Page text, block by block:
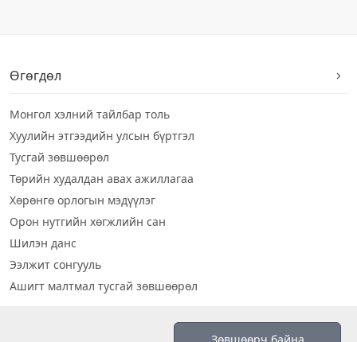
Өгөгдөл
Монгол хэлний тайлбар толь
Хуулийн этгээдийн улсын бүртгэл
Тусгай зөвшөөрөл
Төрийн худалдан авах ажиллагаа
Хөрөнгө орлогын мэдүүлэг
Орон нутгийн хөгжлийн сан
Шилэн данс
Ээлжит сонгууль
Ашигт малтмал тусгай зөвшөөрөл